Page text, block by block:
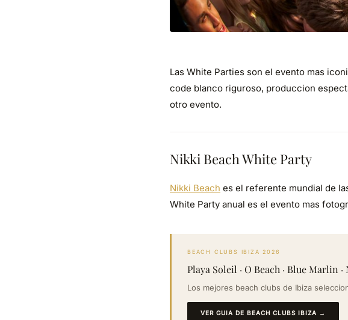
Las White Parties son el evento mas
code blanco riguroso, produccion
otro evento.
Nikki Beach White Party
Nikki Beach es el referente mundial de
White Party anual es el evento mas
BEACH CLUBS IBIZA 2026
Playa Soleil · O Beach · Blue Marlin ·
Los mejores beach clubs de Ibiza
VER GUIA DE BEACH CLUBS IBIZA →